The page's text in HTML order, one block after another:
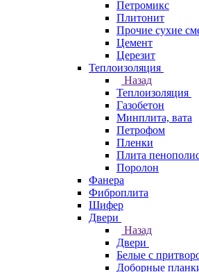
Петромикс
Плитонит
Прочие сухие
Цемент
Церезит
Теплоизоляция
Назад
Теплоизоляция
Газобетон
Минплита, вата
Петрофом
Пленки
Плита
Поролон
Фанера
Фиброплита
Шифер
Двери
Назад
Двери
Белые с
Доборные